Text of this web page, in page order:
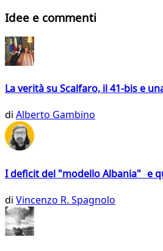
Idee e commenti
La verità su Scalfaro, il 41-bis e
di Alberto Gambino
I deficit del "modello Albania" e
di Vincenzo R. Spagnolo